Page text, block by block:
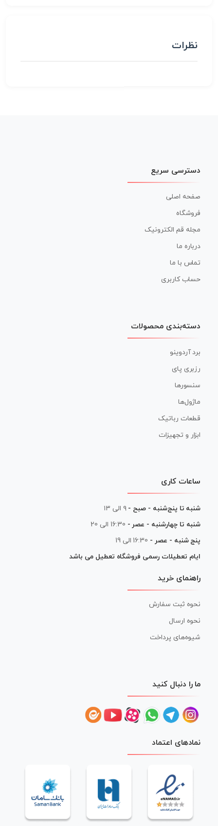
نظرات
دسترسی سریع
صفحه اصلی
فروشگاه
مجله قم الکترونیک
درباره ما
تماس با ما
حساب کاربری
دسته‌بندی محصولات
برد آردوینو
رزبری پای
سنسورها
ماژول‌ها
قطعات رباتیک
ابزار و تجهیزات
ساعات کاری
شنبه تا پنج‌شنبه - صبح - ۹ الی ۱۳
شنبه تا چهارشنبه - عصر - 16:30 الی 20
پنج شنبه - عصر - 16:30 الی 19
ایام تعطیلات رسمی فروشگاه تعطیل می باشد
راهنمای خرید
نحوه ثبت سفارش
نحوه ارسال
شیوه‌های پرداخت
ما را دنبال کنید
نمادهای اعتماد